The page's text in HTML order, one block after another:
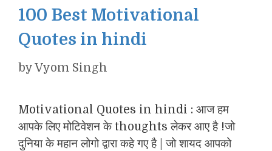
100 Best Motivational
Quotes in hindi
byVyom Singh
Motivational Quotes in hindi : आज हम
आपके लिए मोटिवेशन के thoughts लेकर आए है !जो
दुनिया के महान लोगो द्वारा कहे गए है | जो शायद आपको